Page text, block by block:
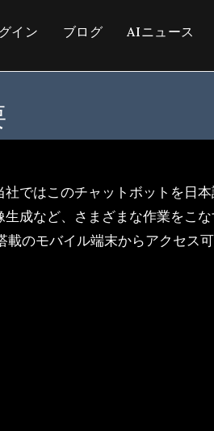
イン ブログ AIニュース
ではこのチャットボットを日
成など、さまざまな作業をこ
のモバイル端末からアクセス可